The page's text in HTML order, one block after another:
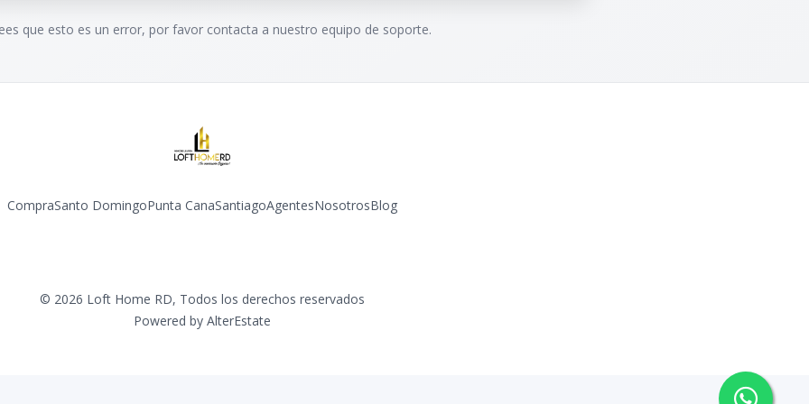
que esto es un error, por favor contacta a nuestro equipo de soporte.
CompraSanto DomingoPunta CanaSantiagoAgentesNosotrosBlog
© 2026 Loft Home RD, Todos los derechos reservados
Powered by AlterEstate